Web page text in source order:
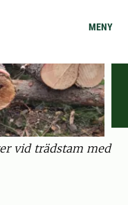
MENY
vid trädstam med